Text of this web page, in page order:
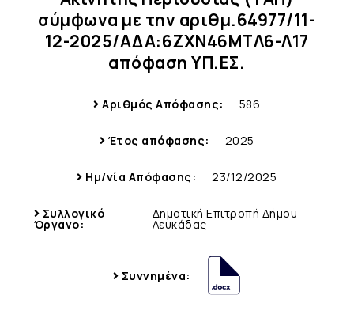
σύμφωνα με την αριθμ.64977/11-
12-2025/ΑΔΑ:6ΖΧΝ46ΜΤΛ6-Λ17
απόφαση ΥΠ.ΕΣ.
Αριθμός Απόφασης: 586
Έτος απόφασης: 2025
Ημ/νία Απόφασης: 23/12/2025
Συλλογικό
Όργανο:
Δημοτική Επιτροπή Δήμου
Λευκάδας
Συννημένα: